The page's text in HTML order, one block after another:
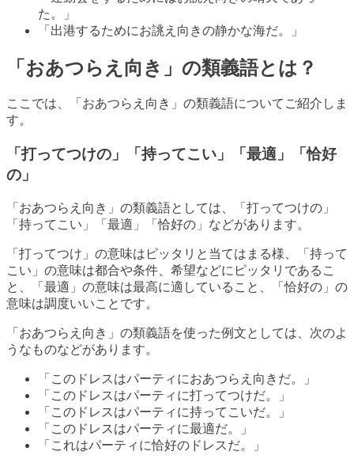
た。」
「出港するためにお誂え向きの静かな海だ。」
「おあつらえ向き」の類義語とは？
ここでは、「おあつらえ向き」の類義語についてご紹介しま
す。
「打ってつけの」「持ってこい」「最適」「恰好
の」
「おあつらえ向き」の類義語としては、「打ってつけの」
「持ってこい」「最適」「恰好の」などがあります。
「打ってつけ」の意味はピッタリと当てはまる様、「持って
こい」の意味は都合や条件、希望などにピッタリであるこ
と、「最適」の意味は最高に適していること、「恰好の」の
意味は調度いいことです。
「おあつらえ向き」の類義語を使った例文としては、次のよ
うなものなどがあります。
「このドレスはパーティにおあつらえ向きだ。」
「このドレスはパーティに打ってつけだ。」
「このドレスはパーティに持ってこいだ。」
「このドレスはパーティに最適だ。」
「これはパーティに恰好のドレスだ。」